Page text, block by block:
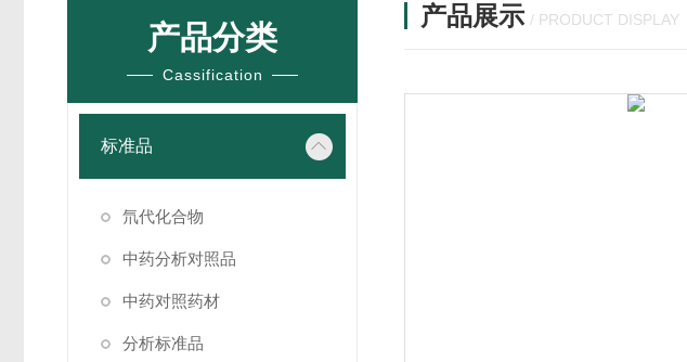
产品分类
Cassification
标准品
氘代化合物
中药分析对照品
中药对照药材
分析标准品
产品展示 / PRODUCT DISPLAY